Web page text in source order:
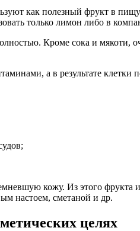
как полезный фрукт в
только лимон либо в
Кроме сока и
а в результате
кожу. Из этого фрукта
настоем, сметаной и др.
целях